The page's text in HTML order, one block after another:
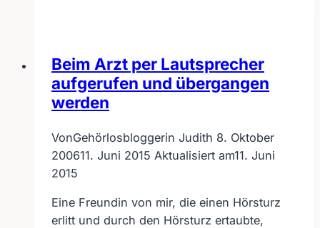
Beim Arzt per Lautsprecher
aufgerufen und übergangen
werden
VonGehörlosbloggerin Judith 8. Oktober
200611. Juni 2015 Aktualisiert am11. Juni
2015
Eine Freundin von mir, die einen Hörsturz
erlitt und durch den Hörsturz ertaubte,